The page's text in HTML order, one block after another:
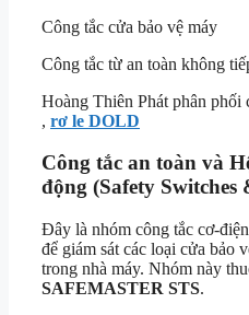
Công tắc cửa bảo vệ máy
Công tắc từ an toàn không
Hoàng Thiên Phát phân
, rơ le DOLD
Công tắc an toàn và
động (Safety Switches
Đây là nhóm công tắc cơ-
để giám sát các loại cửa bảo
trong nhà máy. Nhóm này
SAFEMASTER STS.